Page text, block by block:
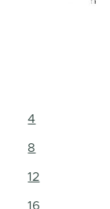
4
8
12
16